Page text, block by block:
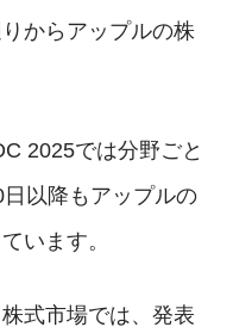
からアップルの株
2025では分野ごと
以降もアップルの
います。
式市場では、発表